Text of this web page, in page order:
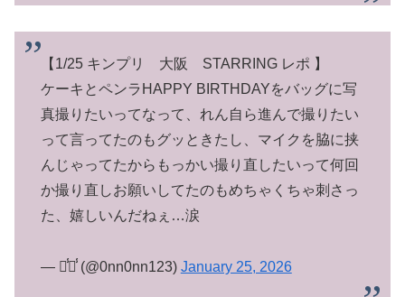
【1/25 キンプリ 大阪 STARRING レポ 】
ケーキとペンラHAPPY BIRTHDAYをバッグに写
真撮りたいってなって、れん自ら進んで撮りたい
って言ってたのもグッときたし、マイクを脇に挟
んじゃってたからもっかい撮り直したいって何回
か撮り直しお願いしてたのもめちゃくちゃ刺さっ
た、嬉しいんだねぇ…涙
— せ̾の̾ (@0nn0nn123) January 25, 2026